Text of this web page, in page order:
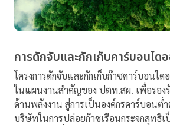
การดักจับและกักเก็บคาร์บอนได
โครงการดักจับและกักเก็บก๊าซคาร์บอนได
ในแผนงานสำคัญของ ปตท.สผ. เพื่อรอง
ด้านพลังงาน สู่การเป็นองค์กรคาร์บอนต่
บริษัทในการปล่อยก๊าซเรือนกระจกสุทธิ